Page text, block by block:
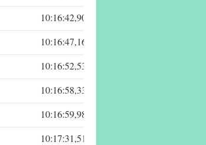
10:16:42,90
10:16:47,16
10:16:52,53
10:16:58,33
10:16:59,98
10:17:31,51